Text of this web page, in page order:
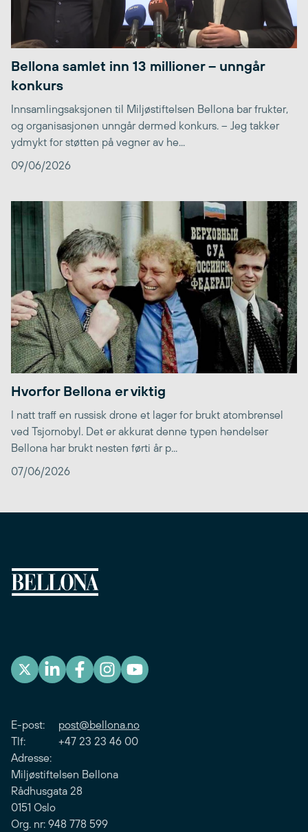
Bellona samlet inn 13 millioner – unngår
konkurs
Innsamlingsaksjonen til Miljøstiftelsen Bellona bar frukter,
og organisasjonen unngår dermed konkurs. – Jeg takker
ydmykt for støtten på vegner av he...
09/06/2026
Hvorfor Bellona er viktig
I natt traff en russisk drone et lager for brukt atombrensel
ved Tsjornobyl. Det er akkurat denne typen hendelser
Bellona har brukt nesten førti år p...
07/06/2026
E-post: post@bellona.no
Tlf: +47 23 23 46 00
Adresse:
Miljøstiftelsen Bellona
Rådhusgata 28
0151 Oslo
Org. nr: 948 778 599